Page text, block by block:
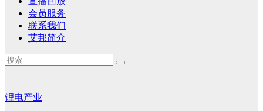
会员服务
联系我们
艾邦简介
锂电产业